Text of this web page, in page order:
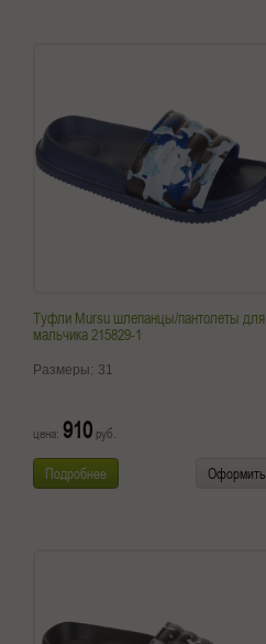
Туфли Mursu шлепанцы/пантолеты для
мальчика 215829-1
Размеры: 31
цена: 910 руб.
Подробнее Оформить